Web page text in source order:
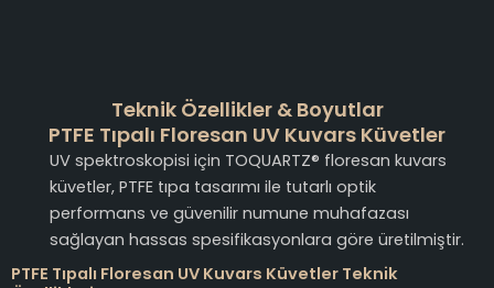
Teknik Özellikler & Boyutlar
PTFE Tıpalı Floresan UV Kuvars Küvetler
UV spektroskopisi için TOQUARTZ® floresan kuvars
küvetler, PTFE tıpa tasarımı ile tutarlı optik
performans ve güvenilir numune muhafazası
sağlayan hassas spesifikasyonlara göre üretilmiştir.
PTFE Tıpalı Floresan UV Kuvars Küvetler Teknik